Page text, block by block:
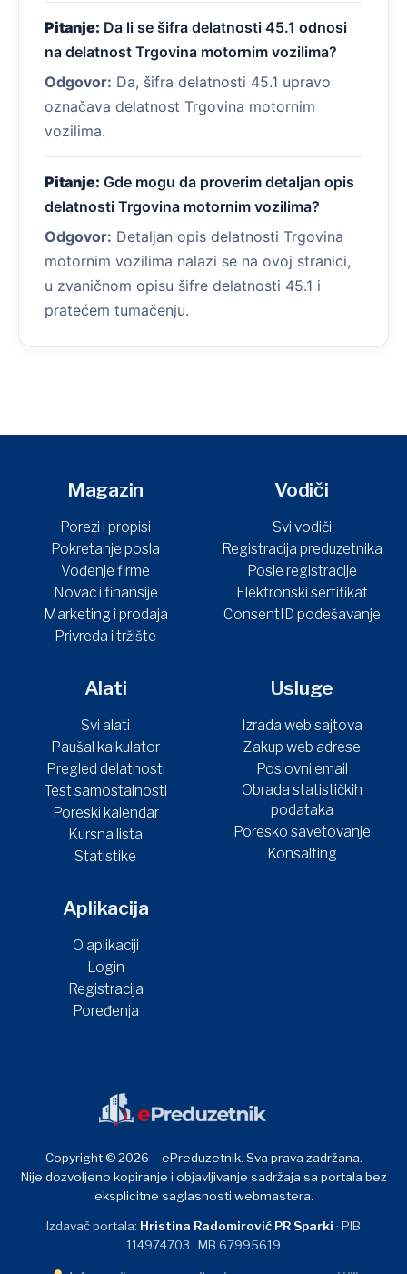
Pitanje: Da li se šifra delatnosti 45.1 odnosi
na delatnost Trgovina motornim vozilima?
Odgovor: Da, šifra delatnosti 45.1 upravo
označava delatnost Trgovina motornim
vozilima.
Pitanje: Gde mogu da proverim detaljan opis
delatnosti Trgovina motornim vozilima?
Odgovor: Detaljan opis delatnosti Trgovina
motornim vozilima nalazi se na ovoj stranici,
u zvaničnom opisu šifre delatnosti 45.1 i
pratećem tumačenju.
Magazin
Porezi i propisi
Pokretanje posla
Vođenje firme
Novac i finansije
Marketing i prodaja
Privreda i tržište
Vodiči
Svi vodiči
Registracija preduzetnika
Posle registracije
Elektronski sertifikat
ConsentID podešavanje
Alati
Svi alati
Paušal kalkulator
Pregled delatnosti
Test samostalnosti
Poreski kalendar
Kursna lista
Statistike
Usluge
Izrada web sajtova
Zakup web adrese
Poslovni email
Obrada statističkih
podataka
Poresko savetovanje
Konsalting
Aplikacija
O aplikaciji
Login
Registracija
Poređenja
Copyright © 2026 – ePreduzetnik. Sva prava zadržana.
Nije dozvoljeno kopiranje i objavljivanje sadržaja sa portala bez
eksplicitne saglasnosti webmastera.
Izdavač portala: Hristina Radomirović PR Sparki · PIB
114974703 · MB 67995619